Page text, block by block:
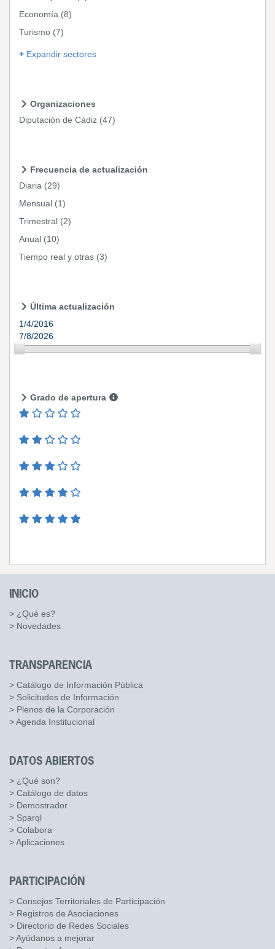
Economía (8)
Turismo (7)
Expandir sectores
Organizaciones
Diputación de Cádiz (47)
Frecuencia de actualización
Diaria (29)
Mensual (1)
Trimestral (2)
Anual (10)
Tiempo real y otras (3)
Última actualización
1/4/2016
7/8/2026
Grado de apertura
INICIO
> ¿Qué es?
> Novedades
TRANSPARENCIA
> Catálogo de Información Pública
> Solicitudes de Información
> Plenos de la Corporación
> Agenda Institucional
DATOS ABIERTOS
> ¿Qué son?
> Catálogo de datos
> Demostrador
> Sparql
> Colabora
> Aplicaciones
PARTICIPACIÓN
> Consejos Territoriales de Participación
> Registros de Asociaciones
> Directorio de Redes Sociales
> Ayúdanos a mejorar